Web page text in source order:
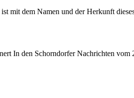
mit dem Namen und der Herkunft
In den Schorndorfer Nachrichten vom